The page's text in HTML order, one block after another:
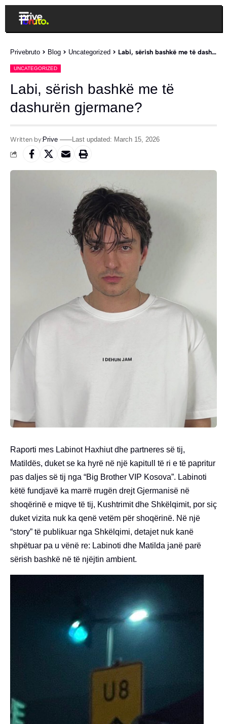
Privebruto > Blog > Uncategorized > Labi, sërish bashkë me të dashurën gjermane?
UNCATEGORIZED
Labi, sërish bashkë me të
dashurën gjermane?
Written by:Prive Last updated: March 15, 2026
Raporti mes Labinot Haxhiut dhe partneres së tij,
Matildës, duket se ka hyrë në një kapitull të ri e të papritur
pas daljes së tij nga “Big Brother VIP Kosova”. Labinoti
këtë fundjavë ka marrë rrugën drejt Gjermanisë në
shoqërinë e miqve të tij, Kushtrimit dhe Shkëlqimit, por siç
duket vizita nuk ka qenë vetëm për shoqërinë. Në një
“story” të publikuar nga Shkëlqimi, detajet nuk kanë
shpëtuar pa u vënë re: Labinoti dhe Matilda janë parë
sërish bashkë në të njëjtin ambient.